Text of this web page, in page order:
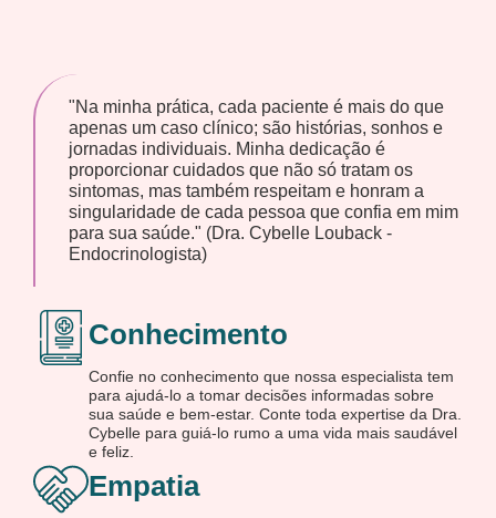
"Na minha prática, cada paciente é mais do que
apenas um caso clínico; são histórias, sonhos e
jornadas individuais. Minha dedicação é
proporcionar cuidados que não só tratam os
sintomas, mas também respeitam e honram a
singularidade de cada pessoa que confia em mim
para sua saúde." (Dra. Cybelle Louback -
Endocrinologista)
Conhecimento
Confie no conhecimento que nossa especialista tem
para ajudá-lo a tomar decisões informadas sobre
sua saúde e bem-estar. Conte toda expertise da Dra.
Cybelle para guiá-lo rumo a uma vida mais saudável
e feliz.
Empatia